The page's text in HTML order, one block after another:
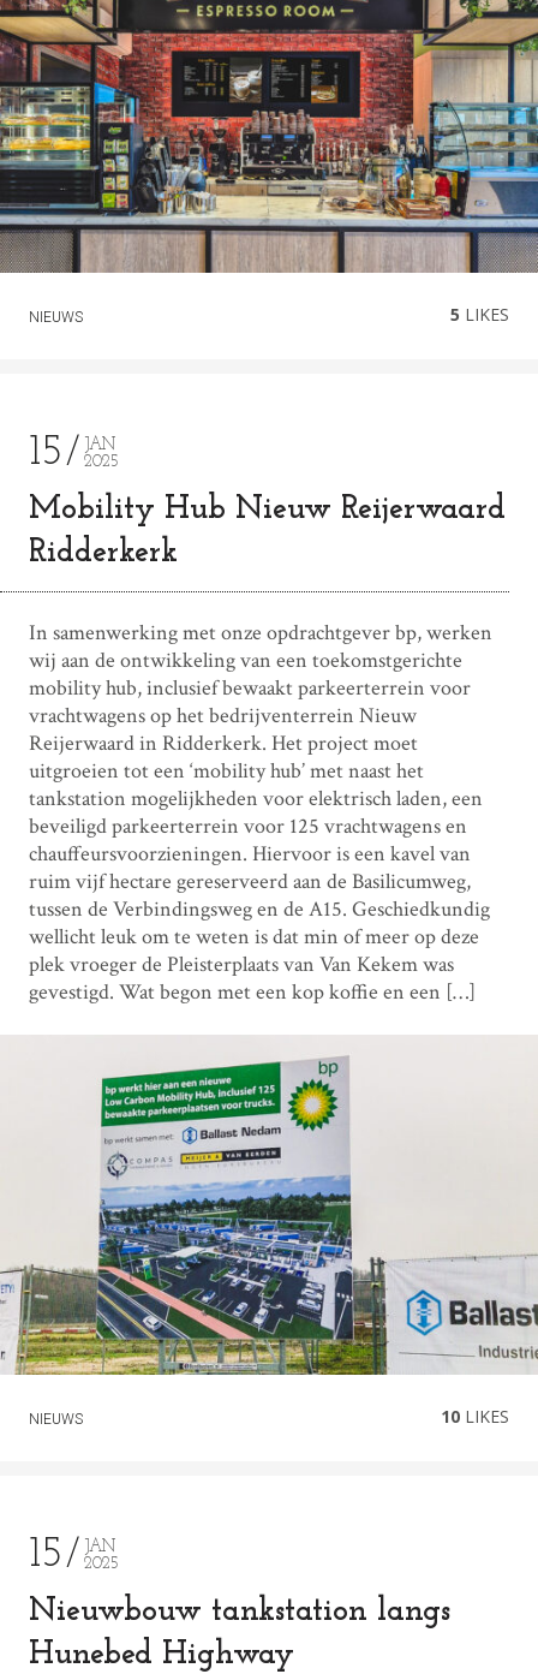
NIEUWS 5 LIKES
15
JAN
2025
Mobility Hub Nieuw Reijerwaard
Ridderkerk
In samenwerking met onze opdrachtgever bp, werken
wij aan de ontwikkeling van een toekomstgerichte
mobility hub, inclusief bewaakt parkeerterrein voor
vrachtwagens op het bedrijventerrein Nieuw
Reijerwaard in Ridderkerk. Het project moet
uitgroeien tot een ‘mobility hub’ met naast het
tankstation mogelijkheden voor elektrisch laden, een
beveiligd parkeerterrein voor 125 vrachtwagens en
chauffeursvoorzieningen. Hiervoor is een kavel van
ruim vijf hectare gereserveerd aan de Basilicumweg,
tussen de Verbindingsweg en de A15. Geschiedkundig
wellicht leuk om te weten is dat min of meer op deze
plek vroeger de Pleisterplaats van Van Kekem was
gevestigd. Wat begon met een kop koffie en een […]
NIEUWS 10 LIKES
15
JAN
2025
Nieuwbouw tankstation langs
Hunebed Highway